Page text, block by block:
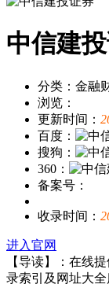
中信建
分类：金融
浏览：
更新时间：
百度：
搜狗：
360：
备案号：
收录时间：
进入官网
【导读】：在线
录索引及网址大全